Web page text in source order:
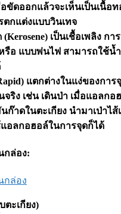
ขัดออกแล้วจะเห็นเป็นเนื้อท
ตกแต่งแบบวินเทจ
เป็นเชื้อเพลิง กา
รือ แบบพ่นไฟ สามารถใช้น้
แตกต่างในแง่ของการ
จริง เช่น เดินป่า เมื่อแอลก
ก๊าดในตะเกียง นำมาเป่าไส้
อลกอฮอล์ในการจุดก็ได้
กล่อง:
ตะเกียง)